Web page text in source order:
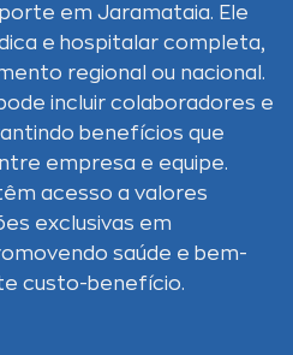
em Jaramataia. Ele
e hospitalar completa,
regional ou nacional.
incluir colaboradores e
benefícios que
empresa e equipe.
acesso a valores
exclusivas em
saúde e bem-
custo-benefício.